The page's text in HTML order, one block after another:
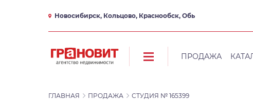
Новосибирск, Кольцово, Краснообск, Обь
ПРОДАЖА
ГЛАВНАЯ ПРОДАЖА СТУДИЯ № 165399